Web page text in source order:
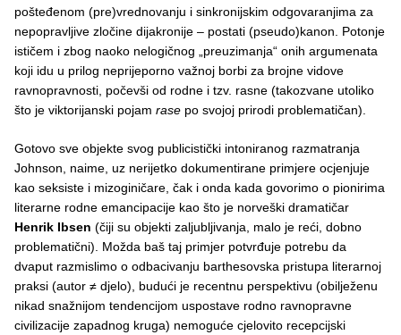
pošteđenom (pre)vrednovanju i sinkronijskim odgovaranjima za
nepopravljive zločine dijakronije – postati (pseudo)kanon. Potonje
ističem i zbog naoko nelogičnog „preuzimanja“ onih argumenata
koji idu u prilog neprijeporno važnoj borbi za brojne vidove
ravnopravnosti, počevši od rodne i tzv. rasne (takozvane utoliko
što je viktorijanski pojam rase po svojoj prirodi problematičan).
Gotovo sve objekte svog publicistički intoniranog razmatranja
Johnson, naime, uz nerijetko dokumentirane primjere ocjenjuje
kao seksiste i mizoginičare, čak i onda kada govorimo o pionirima
literarne rodne emancipacije kao što je norveški dramatičar
Henrik Ibsen (čiji su objekti zaljubljivanja, malo je reći, dobno
problematični). Možda baš taj primjer potvrđuje potrebu da
dvaput razmislimo o odbacivanju barthesovska pristupa literarnoj
praksi (autor ≠ djelo), budući je recentnu perspektivu (obilježenu
nikad snažnijom tendencijom uspostave rodno ravnopravne
civilizacije zapadnog kruga) nemoguće cjelovito recepcijski